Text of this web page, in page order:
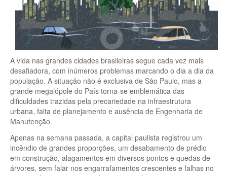
A vida nas grandes cidades brasileiras segue cada vez mais
desafiadora, com inúmeros problemas marcando o dia a dia da
população. A situação não é exclusiva de São Paulo, mas a
grande megalópole do País torna-se emblemática das
dificuldades trazidas pela precariedade na infraestrutura
urbana, falta de planejamento e ausência de Engenharia de
Manutenção.
Apenas na semana passada, a capital paulista registrou um
incêndio de grandes proporções, um desabamento de prédio
em construção, alagamentos em diversos pontos e quedas de
árvores, sem falar nos engarrafamentos crescentes e falhas no